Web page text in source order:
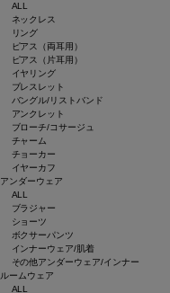
ALL
ネックレス
リング
ピアス（両耳用）
ピアス（片耳用）
イヤリング
ブレスレット
バングル/リストバンド
アンクレット
ブローチ/コサージュ
チャーム
チョーカー
イヤーカフ
アンダーウェア
ALL
ブラジャー
ショーツ
ボクサーパンツ
インナーウェア/肌着
その他アンダーウェア/インナー
ルームウェア
ALL